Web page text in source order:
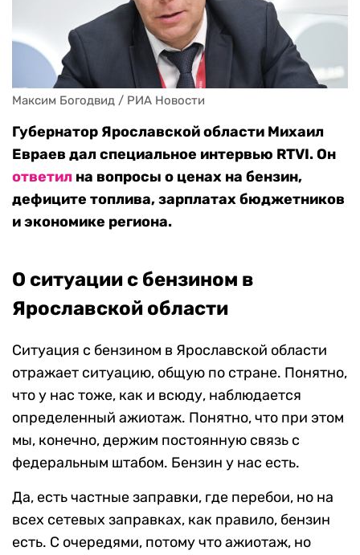
Максим Богодвид / РИА Новости
Губернатор Ярославской области Михаил
Евраев дал специальное интервью RTVI. Он
ответил на вопросы о ценах на бензин,
дефиците топлива, зарплатах бюджетников
и экономике региона.
О ситуации с бензином в
Ярославской области
Ситуация с бензином в Ярославской области
отражает ситуацию, общую по стране. Понятно,
что у нас тоже, как и всюду, наблюдается
определенный ажиотаж. Понятно, что при этом
мы, конечно, держим постоянную связь с
федеральным штабом. Бензин у нас есть.
Да, есть частные заправки, где перебои, но на
всех сетевых заправках, как правило, бензин
есть. С очередями, потому что ажиотаж, но